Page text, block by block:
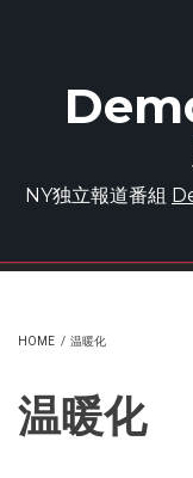
NY独立報道番組
HOME / 温暖化
温暖化